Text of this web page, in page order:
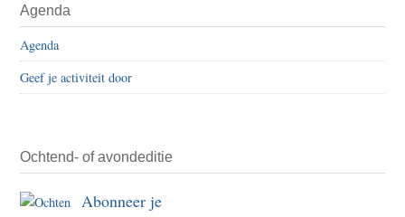
Agenda
Agenda
Geef je activiteit door
Ochtend- of avondeditie
Abonneer je